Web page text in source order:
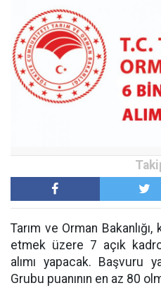
Tarım ve Orman
etmek üzere 7 açık
alımı yapacak. Başvuru
Grubu puanının en az 80